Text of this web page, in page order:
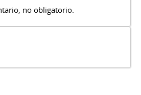
no obligatorio.